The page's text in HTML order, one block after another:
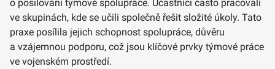
o posilování týmové spolupráce. Účastníci často pracovali
ve skupinách, kde se učili společně řešit složité úkoly. Tato
praxe posílila jejich schopnost spolupráce, důvěru
a vzájemnou podporu, což jsou klíčové prvky týmové práce
ve vojenském prostředí.